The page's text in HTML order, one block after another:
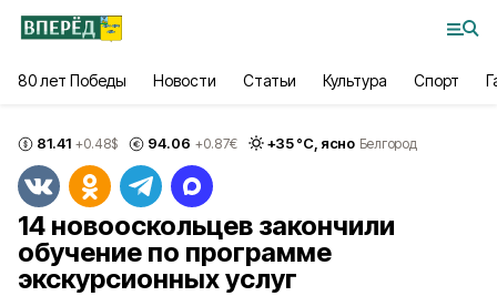
80 лет Победы Новости Статьи Культура Спорт
81.41 +0.48$ 94.06 +0.87€ +35°С, ясно Белгород
14 новооскольцев закончили
обучение по программе
экскурсионных услуг